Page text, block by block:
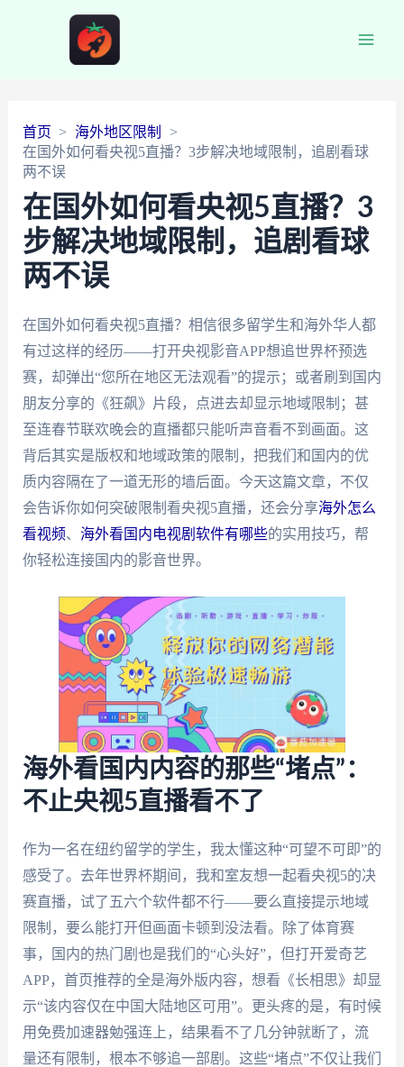
首页
海外地区限制
在国外如何看央视5直播？3步解决地域限制，追剧看球
两不误
在国外如何看央视5直播？3
步解决地域限制，追剧看球
两不误
在国外如何看央视5直播？相信很多留学生和海外华人都
有过这样的经历——打开央视影音APP想追世界杯预选
赛，却弹出“您所在地区无法观看”的提示；或者刷到国内
朋友分享的《狂飙》片段，点进去却显示地域限制；甚
至连春节联欢晚会的直播都只能听声音看不到画面。这
背后其实是版权和地域政策的限制，把我们和国内的优
质内容隔在了一道无形的墙后面。今天这篇文章，不仅
会告诉你如何突破限制看央视5直播，还会分享海外怎么
看视频、 海外看国内电视剧软件有哪些的实用技巧，帮
你轻松连接国内的影音世界。
海外看国内内容的那些“堵点”：
不止央视5直播看不了
作为一名在纽约留学的学生，我太懂这种“可望不可即”的
感受了。去年世界杯期间，我和室友想一起看央视5的决
赛直播，试了五六个软件都不行——要么直接提示地域
限制，要么能打开但画面卡顿到没法看。除了体育赛
事，国内的热门剧也是我们的“心头好”，但打开爱奇艺
APP，首页推荐的全是海外版内容，想看《长相思》却显
示“该内容仅在中国大陆地区可用”。更头疼的是，有时候
用免费加速器勉强连上，结果看不了几分钟就断了，流
量还有限制，根本不够追一部剧。这些“堵点”不仅让我们